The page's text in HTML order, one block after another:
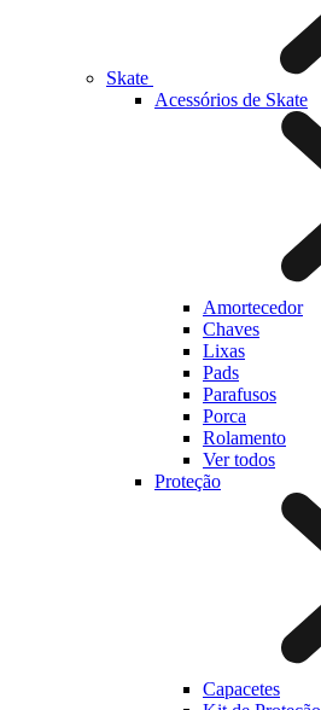
Skate
Acessórios de Skate
Amortecedor
Chaves
Lixas
Pads
Parafusos
Porca
Rolamento
Ver todos
Proteção
Capacetes